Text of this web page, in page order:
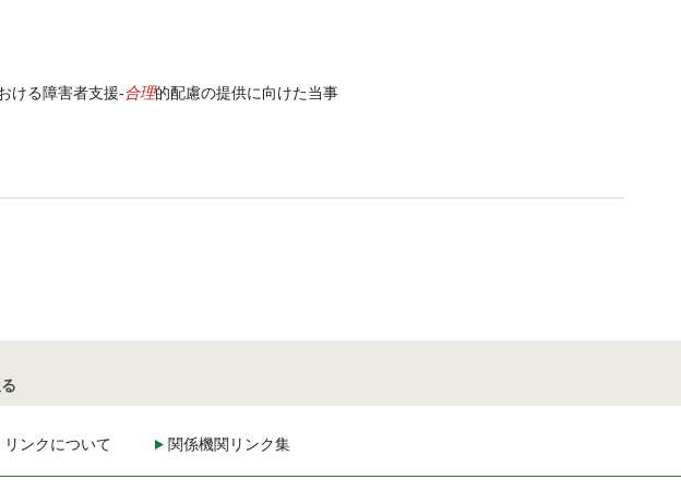
ける障害者支援-合理的配慮の提供に向けた当事
リンクについて 関係機関リンク集